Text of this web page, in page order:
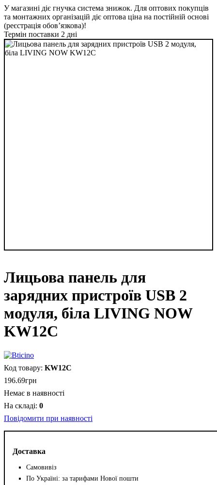
У магазині діє гнучка система знижок. Для оптових покупців
та монтажних організацій діє оптова ціна на постійній основі
(реєстрація обов’язкова)!
Термін поставки 2 дні
Лицьова панель для
зарядних пристроїв USB 2
модуля, біла LIVING NOW
KW12C
Доставка
Самовивіз
По Україні: за тарифами Нової пошти
KW12C
196.69грн
Немає в наявності
0
Повідомити при наявності